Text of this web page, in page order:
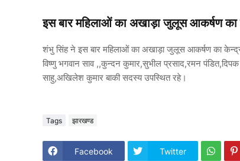
इस बार महिलाओं का अखाड़ा जुलूस आकर्षण का
शंभु सिंह ने इस बार महिलाओं का अखाड़ा जुलूस आकर्षण का
विष्णु भगवान साव ,,कुन्दन कुमार,सुभील प्रसाद,रमन पंडित,दिपक
साहु,अखिलेश कुमार बाकी सदस्य उपस्थित रहे।
Tags झारखण्ड
Facebook Twitter